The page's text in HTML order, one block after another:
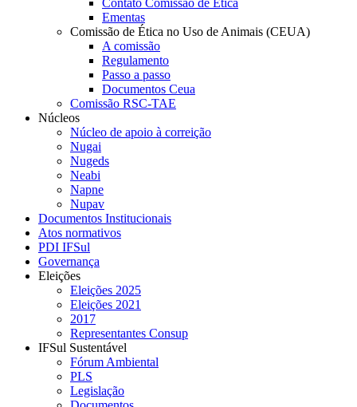
Ementas
Comissão de Ética no Uso de Animais (CEUA)
A comissão
Regulamento
Passo a passo
Documentos Ceua
Comissão RSC-TAE
Núcleos
Núcleo de apoio à correição
Nugai
Nugeds
Neabi
Napne
Nupav
Documentos Institucionais
Atos normativos
PDI IFSul
Governança
Eleições
Eleições 2025
Eleições 2021
2017
Representantes Consup
IFSul Sustentável
Fórum Ambiental
PLS
Legislação